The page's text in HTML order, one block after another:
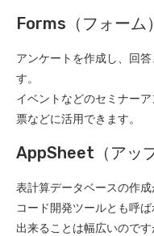
Forms（フォーム）
アンケートを作成し、回
す。
イベントなどのセミナー
票などに活用できます。
AppSheet（アッ
表計算データベースの作
コード開発ツールとも呼ば
出来ることは幅広いので